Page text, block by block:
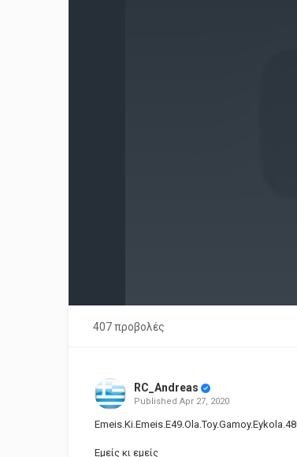
407 προβολές
RC_Andreas
Published Apr 27, 2020
Εμείς κι εμείς